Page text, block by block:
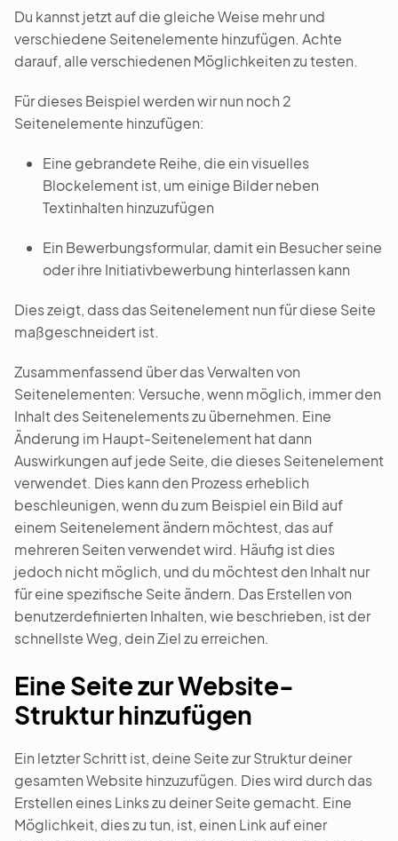
Du kannst jetzt auf die gleiche Weise mehr und
verschiedene Seitenelemente hinzufügen. Achte
darauf, alle verschiedenen Möglichkeiten zu testen.
Für dieses Beispiel werden wir nun noch 2
Seitenelemente hinzufügen:
Eine gebrandete Reihe, die ein visuelles
Blockelement ist, um einige Bilder neben
Textinhalten hinzuzufügen
Ein Bewerbungsformular, damit ein Besucher seine
oder ihre Initiativbewerbung hinterlassen kann
Dies zeigt, dass das Seitenelement nun für diese Seite
maßgeschneidert ist.
Zusammenfassend über das Verwalten von
Seitenelementen: Versuche, wenn möglich, immer den
Inhalt des Seitenelements zu übernehmen. Eine
Änderung im Haupt-Seitenelement hat dann
Auswirkungen auf jede Seite, die dieses Seitenelement
verwendet. Dies kann den Prozess erheblich
beschleunigen, wenn du zum Beispiel ein Bild auf
einem Seitenelement ändern möchtest, das auf
mehreren Seiten verwendet wird. Häufig ist dies
jedoch nicht möglich, und du möchtest den Inhalt nur
für eine spezifische Seite ändern. Das Erstellen von
benutzerdefinierten Inhalten, wie beschrieben, ist der
schnellste Weg, dein Ziel zu erreichen.
Eine Seite zur Website-
Struktur hinzufügen
Ein letzter Schritt ist, deine Seite zur Struktur deiner
gesamten Website hinzuzufügen. Dies wird durch das
Erstellen eines Links zu deiner Seite gemacht. Eine
Möglichkeit, dies zu tun, ist, einen Link auf einer